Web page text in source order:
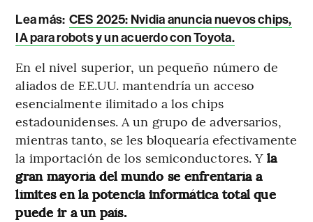
Lea más: CES 2025: Nvidia anuncia nuevos chips,
IA para robots y un acuerdo con Toyota.
En el nivel superior, un pequeño número de
aliados de EE.UU. mantendría un acceso
esencialmente ilimitado a los chips
estadounidenses. A un grupo de adversarios,
mientras tanto, se les bloquearía efectivamente
la importación de los semiconductores. Yla
gran mayoría del mundo se enfrentaría a
límites en la potencia informática total que
puede ir a un país.